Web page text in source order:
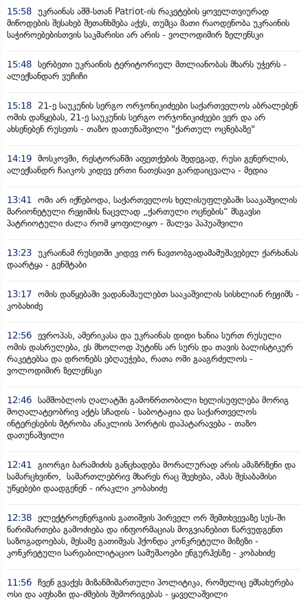
15:58 უკრაინას აშშ-სთან Patriot-ის რაკეტების ყოველთვიურად
მიწოდების შესახებ შეთანხმება აქვს, თუმცა მათი რაოდენობა უკრაინის
საჭიროებებისთვის საკმარისი არ არის - ვოლოდიმირ ზელენსკი
15:48 სერბეთი უკრაინის ტერიტორიულ მთლიანობას მხარს უჭერს -
ალექსანდარ ვუჩიჩი
15:18
21-ე საუკუნის სერგო ორჯონიკიძეები საქართველოს აბრალებენ
ომის დაწყებას, 21-ე საუკუნის სერგო ორჯონიკიძეები ვერ და არ
ახსენებენ რუსეთს - თაზო დათუნაშვილი "ქართულ ოცნებაზე"
14:19 მოსკოვში, რესტორანში აფეთქების შედეგად, რუსი გენერლის,
ალექსანდრ ჩაიკოს კიდევ ერთი ნათესავი გარდაიცვალა - მედია
13:41
ომი არ იქნებოდა, საქართველოს ხელისუფლებაში სააკაშვილის
მარიონეტული რეჟიმის ნაცვლად „ქართული ოცნების“ მსგავსი
პატრიოტული ძალა რომ ყოფილიყო - შალვა პაპუაშვილი
13:23 უკრაინამ რუსეთში კიდევ ორ ნავთობგადამამუშავებელ ქარხანას
დაარტყა - გენშტაბი
13:17 ომის დაწყებაში ვადანაშაულებთ სააკაშვილის სისხლიან რეჟიმს -
კობახიძე
12:56 ევროპას, ამერიკასა და უკრაინას დიდი ხანია სურთ რუსული
ომის დასრულება, ეს მხოლოდ პუტინს არ სურს და თავის ბალისტიკურ
რაკეტებსა და დრონებს ებღაუჭება, რათა ომი გააგრძელოს -
ვოლოდიმირ ზელენსკი
12:46 სამშობლოს ღალატში გამოწრთობილი ხელისუფლება მორიგ
მოღალატეობრივ აქტს სჩადის - საბოტაჟია და საქართველოს
ინტერესების მტრობა ანაკლიის პორტის დაპატარავება - თაზო
დათუნაშვილი
12:41
გიორგი ბარამიძის განცხადება მორალურად არის ამაზრზენი და
სამარცხვინო, სამართლებრივ მხარეს რაც შეეხება, ამას შესაბამისი
უწყებები დაადგენენ - ირაკლი კობახიძე
12:38 ელექტროენერგიის გათიშვის პირველ ორ შემთხვევაზე სუს-ში
წარიმართება გამოძიება და ინფორმაციას მოგვიანებით წარვუდგენთ
საზოგადოებას, მესამე გათიშვას ჰქონდა კონკრეტული მიზეზი -
კონკრეტული სარეაბილიტაციო სამუშაოები ენგურჰესზე - კობახიძე
11:56 ჩვენ გვაქვს მიზანმიმართული პოლიტიკა, რომელიც ემსახურება
ოსი და აფხაზი და-ძმების შემორიგებას - ყაველაშვილი